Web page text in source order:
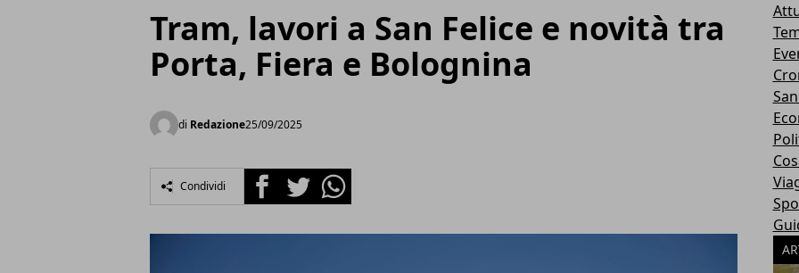
Tram, lavori a San Felice e novità tra
Porta, Fiera e Bolognina
di Redazione25/09/2025
Condividi FacebookTwitterWhatsapp